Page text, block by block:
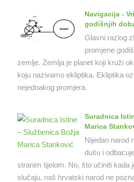
Navigacija -
godišnjih
Glavni razlog
promjene
zemlje. Zemlja je planet koji kruži
koju nazivamo ekliptika. Ekliptika
nejednakog promjera.
Suradnica
Marica
Nijedan narod
dušu i
stranim tijelom. No, što učiniti kada
slučaju, naš hrvatski narod ne